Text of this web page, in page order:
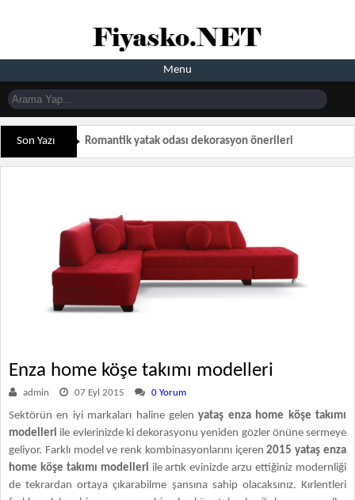
Menu
Son Yazı Romantik yatak odası dekorasyon önerileri
Enza home köşe takımı modelleri
admin 07 Eyl 2015 0 Yorum
Sektörün en iyi markaları haline gelenyataş enza home köşe takımı
modelleri ile evlerinizde ki dekorasyonu yeniden gözler önüne sermeye
geliyor. Farklı model ve renk kombinasyonlarını içeren2015 yataş enza
home köşe takımı modelleri ile artık evinizde arzu ettiğiniz modernliği
de tekrardan ortaya çıkarabilme şansına sahip olacaksınız. Kırlentleri